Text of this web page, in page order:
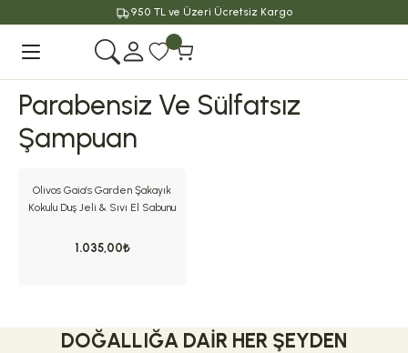
950 TL ve Üzeri Ücretsiz Kargo
Geri Dön
Parabensiz Ve Sülfatsız
Şampuan
Olivos Gaia’s Garden Şakayık
Kokulu Duş Jeli & Sıvı El Sabunu
1.035,00₺
DOĞALLIĞA DAIR HER ŞEYDEN